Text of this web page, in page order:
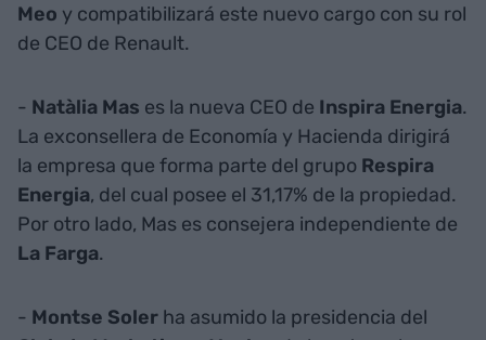
Meo y compatibilizará este nuevo cargo con su rol
de CEO de Renault.
- Natàlia Mas es la nueva CEO de Inspira Energia.
La exconsellera de Economía y Hacienda dirigirá
la empresa que forma parte del grupo Respira
Energia, del cual posee el 31,17% de la propiedad.
Por otro lado, Mas es consejera independiente de
La Farga.
- Montse Soler ha asumido la presidencia del